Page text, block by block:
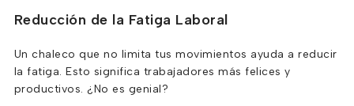
Reducción de la Fatiga Laboral
Un chaleco que no limita tus movimientos ayuda a reducir
la fatiga. Esto significa trabajadores más felices y
productivos. ¿No es genial?